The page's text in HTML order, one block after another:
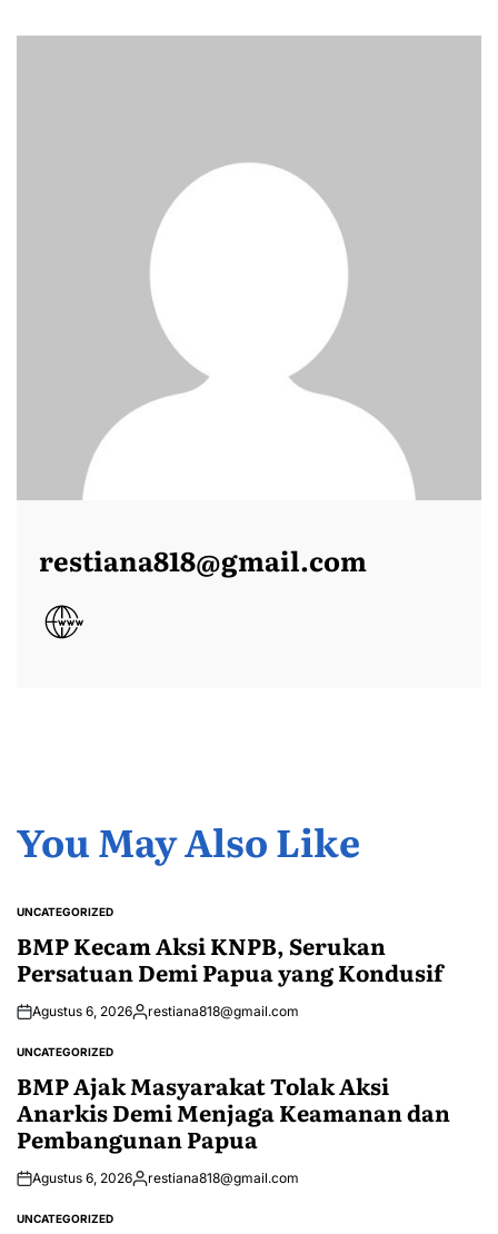
restiana818@gmail.com
You May Also Like
POSTED
UNCATEGORIZED
BMP Kecam Aksi KNPB, Serukan
Persatuan Demi Papua yang Kondusif
Agustus 6, 2026Posted
restiana818@gmail.com
POSTED
UNCATEGORIZED
BMP Ajak Masyarakat Tolak Aksi
Anarkis Demi Menjaga Keamanan dan
Pembangunan Papua
Agustus 6, 2026Posted
restiana818@gmail.com
POSTED
UNCATEGORIZED